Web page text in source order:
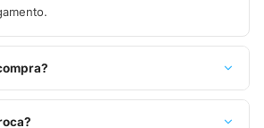
até 10x sem juros no cartão de crédito,
com 8% de desconto.